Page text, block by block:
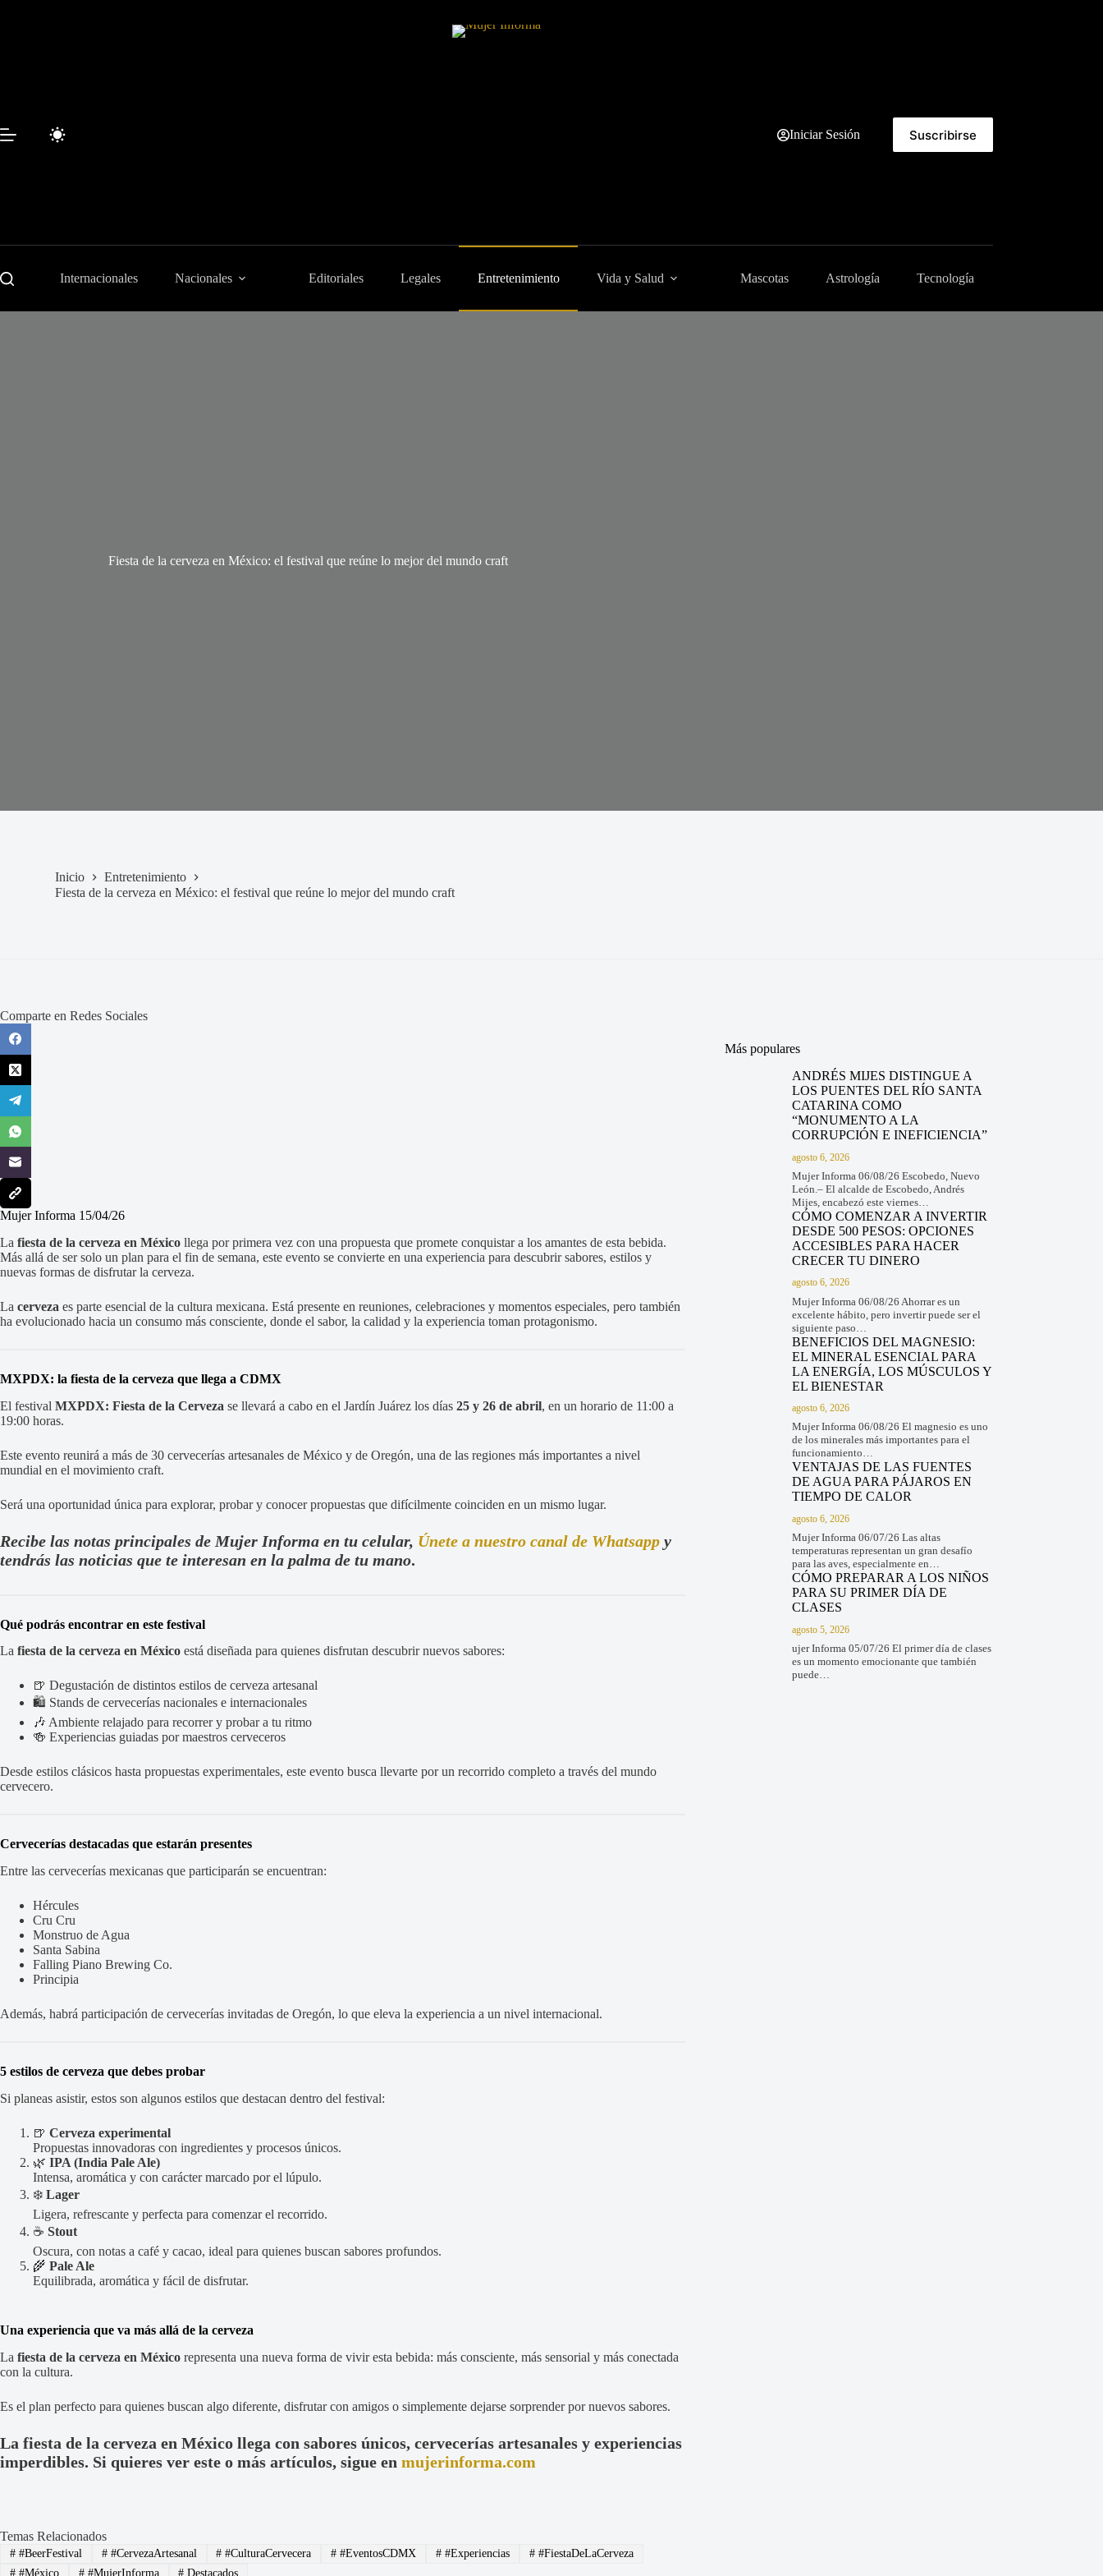
Iniciar Sesión Suscribirse
Internacionales Nacionales Editoriales Legales Entretenimiento Vida y Salud Mascotas Astrología Tecnología
Fiesta de la cerveza en México: el festival que reúne lo mejor del mundo craft
Inicio
Entretenimiento
Fiesta de la cerveza en México: el festival que reúne lo mejor del mundo craft
Comparte en Redes Sociales
Mujer Informa 15/04/26
La fiesta de la cerveza en México llega por primera vez con una propuesta que promete conquistar a los amantes de esta bebida.
Más allá de ser solo un plan para el fin de semana, este evento se convierte en una experiencia para descubrir sabores, estilos y
nuevas formas de disfrutar la cerveza.
La cerveza es parte esencial de la cultura mexicana. Está presente en reuniones, celebraciones y momentos especiales, pero también
ha evolucionado hacia un consumo más consciente, donde el sabor, la calidad y la experiencia toman protagonismo.
MXPDX: la fiesta de la cerveza que llega a CDMX
El festival MXPDX: Fiesta de la Cerveza se llevará a cabo en el Jardín Juárez los días 25 y 26 de abril, en un horario de 11:00 a
19:00 horas.
Este evento reunirá a más de 30 cervecerías artesanales de México y de Oregón, una de las regiones más importantes a nivel
mundial en el movimiento craft.
Será una oportunidad única para explorar, probar y conocer propuestas que difícilmente coinciden en un mismo lugar.
Recibe las notas principales de Mujer Informa en tu celular, Únete a nuestro canal de Whatsapp y
tendrás las noticias que te interesan en la palma de tu mano.
Qué podrás encontrar en este festival
La fiesta de la cerveza en México está diseñada para quienes disfrutan descubrir nuevos sabores:
🍺 Degustación de distintos estilos de cerveza artesanal
🛍️ Stands de cervecerías nacionales e internacionales
🎶 Ambiente relajado para recorrer y probar a tu ritmo
🍻 Experiencias guiadas por maestros cerveceros
Desde estilos clásicos hasta propuestas experimentales, este evento busca llevarte por un recorrido completo a través del mundo
cervecero.
Cervecerías destacadas que estarán presentes
Entre las cervecerías mexicanas que participarán se encuentran:
Hércules
Cru Cru
Monstruo de Agua
Santa Sabina
Falling Piano Brewing Co.
Principia
Además, habrá participación de cervecerías invitadas de Oregón, lo que eleva la experiencia a un nivel internacional.
5 estilos de cerveza que debes probar
Si planeas asistir, estos son algunos estilos que destacan dentro del festival:
🍺 Cerveza experimental
Propuestas innovadoras con ingredientes y procesos únicos.
🌿 IPA (India Pale Ale)
Intensa, aromática y con carácter marcado por el lúpulo.
❄️ Lager
Ligera, refrescante y perfecta para comenzar el recorrido.
☕ Stout
Oscura, con notas a café y cacao, ideal para quienes buscan sabores profundos.
🌾 Pale Ale
Equilibrada, aromática y fácil de disfrutar.
Una experiencia que va más allá de la cerveza
La fiesta de la cerveza en México representa una nueva forma de vivir esta bebida: más consciente, más sensorial y más conectada
con la cultura.
Es el plan perfecto para quienes buscan algo diferente, disfrutar con amigos o simplemente dejarse sorprender por nuevos sabores.
La fiesta de la cerveza en México llega con sabores únicos, cervecerías artesanales y experiencias
imperdibles. Si quieres ver este o más artículos, sigue en mujerinforma.com
Temas Relacionados
##BeerFestival ##CervezaArtesanal # #CulturaCervecera # #EventosCDMX # #Experiencias ##FiestaDeLaCerveza
##México ##MujerInforma # Destacados
Más populares
ANDRÉS MIJES DISTINGUE A
LOS PUENTES DEL RÍO SANTA
CATARINA COMO
“MONUMENTO A LA
CORRUPCIÓN E INEFICIENCIA”
agosto 6, 2026
Mujer Informa 06/08/26 Escobedo, Nuevo
León.– El alcalde de Escobedo, Andrés
Mijes, encabezó este viernes…
CÓMO COMENZAR A INVERTIR
DESDE 500 PESOS: OPCIONES
ACCESIBLES PARA HACER
CRECER TU DINERO
agosto 6, 2026
Mujer Informa 06/08/26 Ahorrar es un
excelente hábito, pero invertir puede ser el
siguiente paso…
BENEFICIOS DEL MAGNESIO:
EL MINERAL ESENCIAL PARA
LA ENERGÍA, LOS MÚSCULOS Y
EL BIENESTAR
agosto 6, 2026
Mujer Informa 06/08/26 El magnesio es uno
de los minerales más importantes para el
funcionamiento…
VENTAJAS DE LAS FUENTES
DE AGUA PARA PÁJAROS EN
TIEMPO DE CALOR
agosto 6, 2026
Mujer Informa 06/07/26 Las altas
temperaturas representan un gran desafío
para las aves, especialmente en…
CÓMO PREPARAR A LOS NIÑOS
PARA SU PRIMER DÍA DE
CLASES
agosto 5, 2026
ujer Informa 05/07/26 El primer día de clases
es un momento emocionante que también
puede…